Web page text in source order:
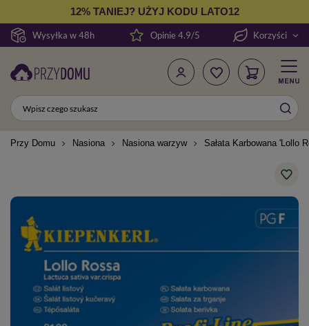
Wysyłka w 48h
12% TANIEJ? UŻYJ KODU LATO12
Opinie 4.9/5 Korzyści
Przy Domu Nasiona Nasiona warzyw Sałata Karbowana 'Lollo